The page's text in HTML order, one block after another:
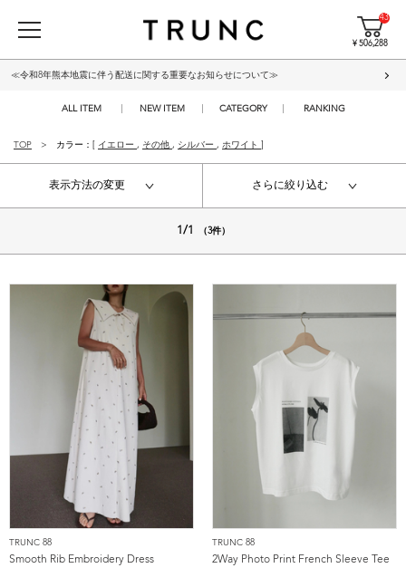
43
¥ 506,288
≪令和8年熊本地震に伴う配送に関する重要なお知らせについて≫
ALL ITEM NEW ITEM CATEGORY RANKING
TOP カラー：[ イエロー , その他 , シルバー , ホワイト
表示方法の変更 さらに絞り込む
1/1 （3件）
TRUNC 88
Smooth Rib Embroidery Dress
TRUNC 88
2Way Photo Print French Sleeve Tee